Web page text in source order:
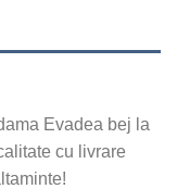
Evadea bej la
cu livrare